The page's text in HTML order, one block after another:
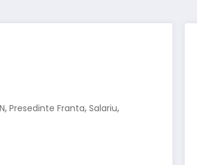
, Presedinte Franta, Salariu,